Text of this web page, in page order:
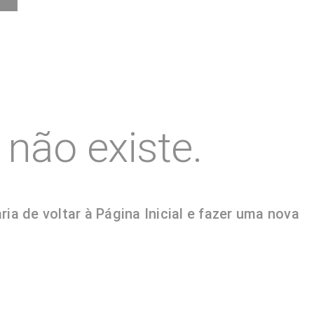
existe.
de voltar à Página Inicial e fazer uma nova